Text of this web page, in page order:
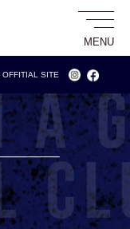
OFFITIAL SITE